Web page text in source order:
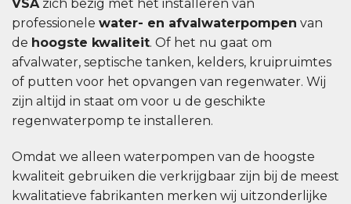
VSAzich bezig met het installeren van
professionele water- en afvalwaterpompen van
de hoogste kwaliteit. Of het nu gaat om
afvalwater, septische tanken, kelders, kruipruimtes
of putten voor het opvangen van regenwater. Wij
zijn altijd in staat om voor u de geschikte
regenwaterpomp te installeren.
Omdat we alleen waterpompen van de hoogste
kwaliteit gebruiken die verkrijgbaar zijn bij de meest
kwalitatieve fabrikanten merken wij uitzonderlijke